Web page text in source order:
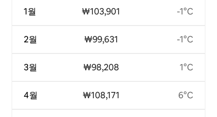
1월
2월
3월
4월
₩103,901
₩99,631
₩98,208
₩108,171
-1°C
-1°C
1°C
6°C